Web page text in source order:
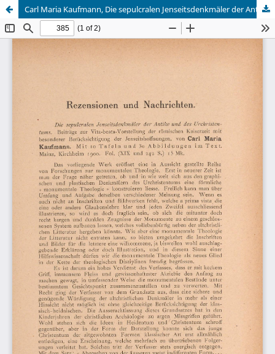
Carl Maria Kaufmann, Die sepulcralen Jenseitsdenkmäler der Antike und des Urchristentums